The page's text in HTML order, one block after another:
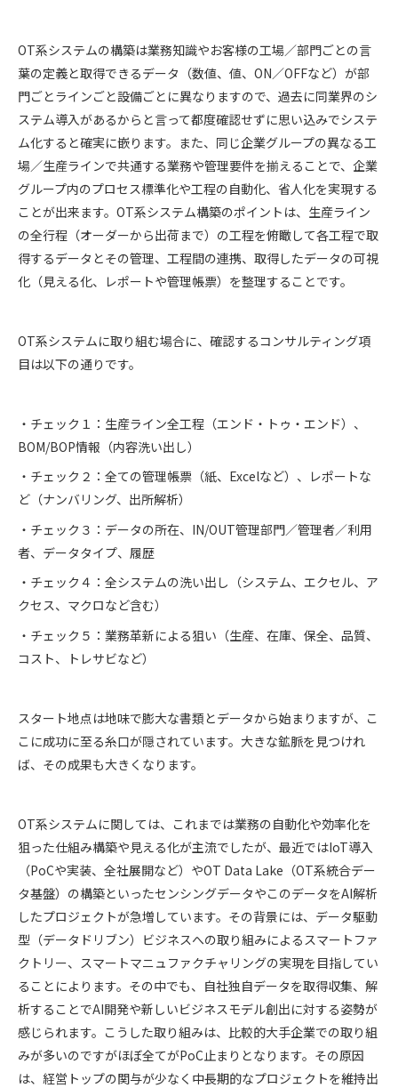
OT系システムの構築は業務知識やお客様の工場／部門ごとの言
葉の定義と取得できるデータ（数値、値、ON／OFFなど）が部
門ごとラインごと設備ごとに異なりますので、過去に同業界のシ
ステム導入があるからと言って都度確認せずに思い込みでシステ
ム化すると確実に嵌ります。また、同じ企業グループの異なる工
場／生産ラインで共通する業務や管理要件を揃えることで、企業
グループ内のプロセス標準化や工程の自動化、省人化を実現する
ことが出来ます。OT系システム構築のポイントは、生産ライン
の全行程（オーダーから出荷まで）の工程を俯瞰して各工程で取
得するデータとその管理、工程間の連携、取得したデータの可視
化（見える化、レポートや管理帳票）を整理することです。
OT系システムに取り組む場合に、確認するコンサルティング項
目は以下の通りです。
・チェック１：生産ライン全工程（エンド・トゥ・エンド）、
BOM/BOP情報（内容洗い出し）
・チェック２：全ての管理帳票（紙、Excelなど）、レポートな
ど（ナンバリング、出所解析）
・チェック３：データの所在、IN/OUT管理部門／管理者／利用
者、データタイプ、履歴
・チェック４：全システムの洗い出し（システム、エクセル、ア
クセス、マクロなど含む）
・チェック５：業務革新による狙い（生産、在庫、保全、品質、
コスト、トレサビなど）
スタート地点は地味で膨大な書類とデータから始まりますが、こ
こに成功に至る糸口が隠されています。大きな鉱脈を見つけれ
ば、その成果も大きくなります。
OT系システムに関しては、これまでは業務の自動化や効率化を
狙った仕組み構築や見える化が主流でしたが、最近ではIoT導入
（PoCや実装、全社展開など）やOT Data Lake（OT系統合デー
タ基盤）の構築といったセンシングデータやこのデータをAI解析
したプロジェクトが急増しています。その背景には、データ駆動
型（データドリブン）ビジネスへの取り組みによるスマートファ
クトリー、スマートマニュファクチャリングの実現を目指してい
ることによります。その中でも、自社独自データを取得収集、解
析することでAI開発や新しいビジネスモデル創出に対する姿勢が
感じられます。こうした取り組みは、比較的大手企業での取り組
みが多いのですがほぼ全てがPoC止まりとなります。その原因
は、経営トップの関与が少なく中長期的なプロジェクトを維持出